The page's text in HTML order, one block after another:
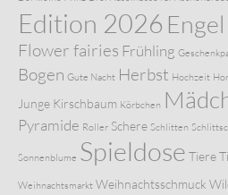
Edition 2026 Engel
Flower fairies Frühling
Bogen Gute Nacht Herbst Hochzeit
Junge Kirschbaum Körbchen
Pyramide Roller Schere Schlitten
Sonnenblume Spieldose Tiere
Weihnachtsmarkt Weihnachtsschmuck